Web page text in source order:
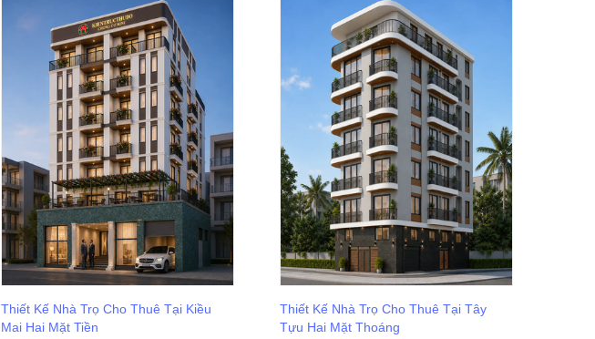
Thiết Kế Nhà Trọ Cho Thuê Tại Kiều
Mai Hai Mặt Tiền
Thiết Kế Nhà Trọ Cho Thuê Tại Tây
Tựu Hai Mặt Thoáng